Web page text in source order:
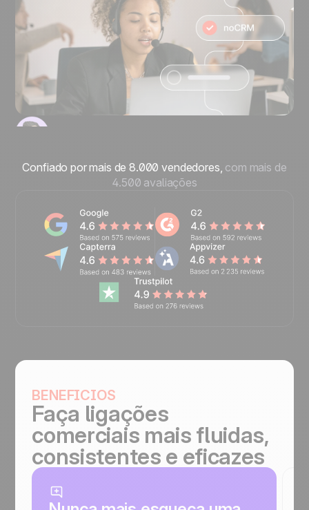
Confiado por mais de 8.000 vendedores, com mais de
4.500 avaliações
BENEFICIOS
Faça ligações
comerciais mais fluidas,
consistentes e eficazes